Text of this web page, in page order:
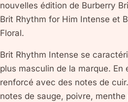
nouvelles édition de Burberry
Brit Rhythm for Him Intense et
Floral.
Brit Rhythm Intense se
plus masculin de la marque.
renforcé avec des notes de
notes de sauge, poivre,